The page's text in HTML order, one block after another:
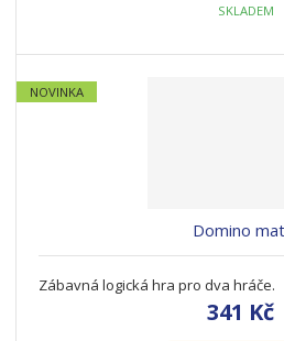
SKLADEM
Domino
NOVINKA
Zábavná logická hra pro dva hráče.
341 Kč